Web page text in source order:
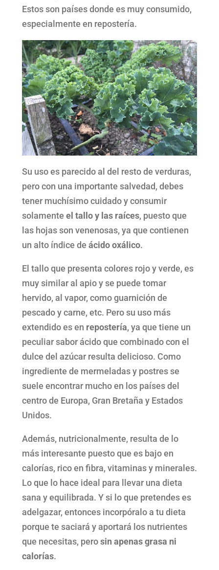
Estos son países donde es muy consumido,
especialmente en repostería.
Su uso es parecido al del resto de verduras,
pero con una importante salvedad, debes
tener muchísimo cuidado y consumir
solamente el tallo y las raíces, puesto que
las hojas son venenosas, ya que contienen
un alto índice de ácido oxálico.
El tallo que presenta colores rojo y verde, es
muy similar al apio y se puede tomar
hervido, al vapor, como guarnición de
pescado y carne, etc. Pero su uso más
extendido es en repostería, ya que tiene un
peculiar sabor ácido que combinado con el
dulce del azúcar resulta delicioso. Como
ingrediente de mermeladas y postres se
suele encontrar mucho en los países del
centro de Europa, Gran Bretaña y Estados
Unidos.
Además, nutricionalmente, resulta de lo
más interesante puesto que es bajo en
calorías, rico en fibra, vitaminas y minerales.
Lo que lo hace ideal para llevar una dieta
sana y equilibrada. Y si lo que pretendes es
adelgazar, entonces incorpóralo a tu dieta
porque te saciará y aportará los nutrientes
que necesitas, perosin apenas grasa ni
calorías.